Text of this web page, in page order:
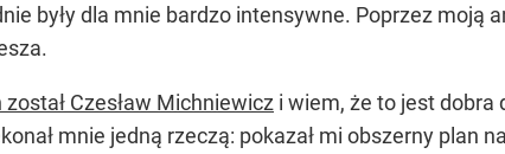
były dla mnie bardzo intensywne. Poprzez moją
Czesław Michniewicz i wiem, że to jest dobra
mnie jedną rzeczą: pokazał mi obszerny plan